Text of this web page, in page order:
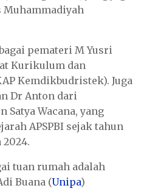
Muhammadiyah
pemateri M Yusri
Kurikulum dan
Kemdikbudristek). Juga
Dr Anton dari
Satya Wacana, yang
APSPBI sejak tahun
2024.
tuan rumah adalah
Buana (Unipa)